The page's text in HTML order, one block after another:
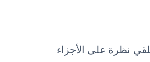
نظرة على الأجزاء